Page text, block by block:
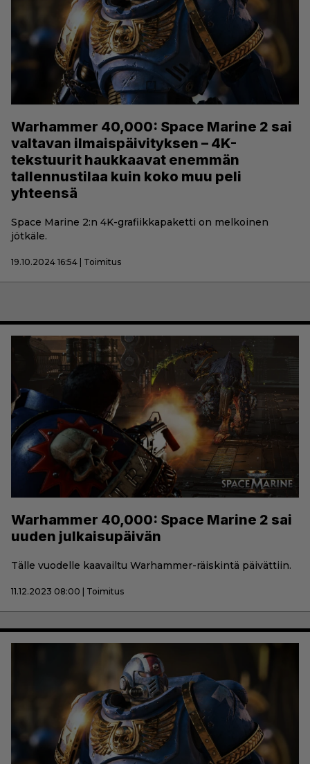
Warhammer 40,000: Space Marine 2 sai
valtavan ilmaispäivityksen – 4K-
tekstuurit haukkaavat enemmän
tallennustilaa kuin koko muu peli
yhteensä
Space Marine 2:n 4K-grafiikkapaketti on melkoinen
jötkäle.
19.10.2024 16:54 | Toimitus
Warhammer 40,000: Space Marine 2 sai
uuden julkaisupäivän
Tälle vuodelle kaavailtu Warhammer-räiskintä päivättiin.
11.12.2023 08:00 | Toimitus